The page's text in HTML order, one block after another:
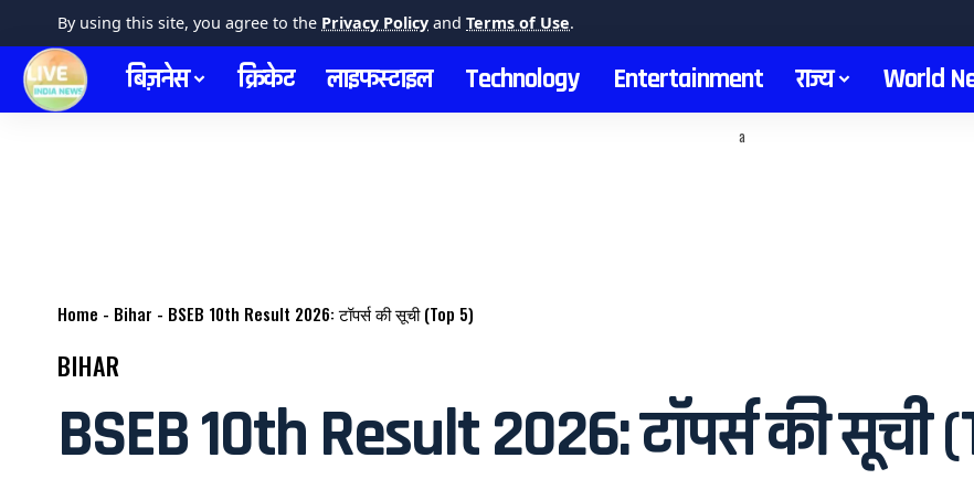
By using this site, you agree to the Privacy Policy and Terms of Use.
बिज़नेस क्रिकेट लाइफस्टाइल Technology Entertainment राज्य World
a
Home - Bihar - BSEB 10th Result 2026: टॉपर्स की सूची (Top 5)
BIHAR
BSEB 10th Result 2026: टॉपर्स की सूची